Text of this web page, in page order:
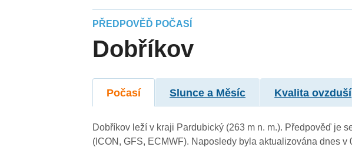
PŘEDPOVĚĎ POČASÍ
Dobříkov
Počasí Slunce a Měsíc Kvalita ovzduší
Dobříkov leží v kraji Pardubický (263 m n. m.). Předpověď je
(ICON, GFS, ECMWF). Naposledy byla aktualizována dnes v